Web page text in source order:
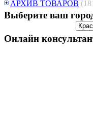
АРХИВ ТОВАРОВ
Выберите ваш
Онлайн